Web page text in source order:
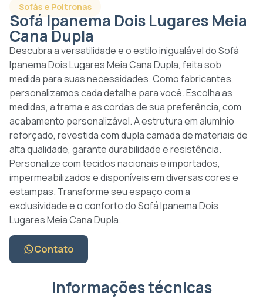
Sofás e Poltronas
Sofá Ipanema Dois Lugares Meia
Cana Dupla
Descubra a versatilidade e o estilo inigualável do Sofá
Ipanema Dois Lugares Meia Cana Dupla, feita sob
medida para suas necessidades. Como fabricantes,
personalizamos cada detalhe para você. Escolha as
medidas, a trama e as cordas de sua preferência, com
acabamento personalizável. A estrutura em alumínio
reforçado, revestida com dupla camada de materiais de
alta qualidade, garante durabilidade e resistência.
Personalize com tecidos nacionais e importados,
impermeabilizados e disponíveis em diversas cores e
estampas. Transforme seu espaço com a
exclusividade e o conforto do Sofá Ipanema Dois
Lugares Meia Cana Dupla.
Contato
Informações técnicas